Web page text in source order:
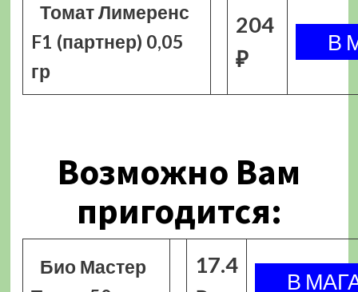
Томат Лимеренс
F1 (партнер) 0,05
гр
204
₽
Возможно Вам
пригодится:
Био Мастер
17.4